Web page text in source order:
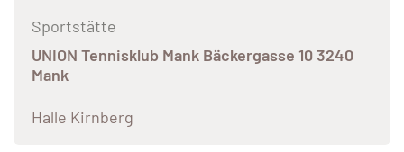
Sportstätte
UNION Tennisklub Mank Bäckergasse 10 3240
Mank
Halle Kirnberg